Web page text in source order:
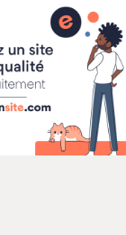
la Loire